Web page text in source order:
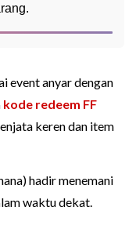
event anyar dengan
kode redeem FF
keren dan item
hadir menemani
waktu dekat.